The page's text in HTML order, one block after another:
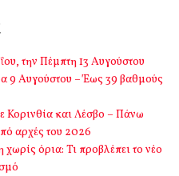
την Πέμπτη 13 Αυγούστου
9 Αυγούστου – Έως 39 βαθμούς
Κορινθία και Λέσβο – Πάνω
αρχές του 2026
όρια: Τι προβλέπει το νέο